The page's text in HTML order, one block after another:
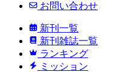
お問い合わせ
新刊一覧
新刊雑誌一覧
ランキング
ミッション